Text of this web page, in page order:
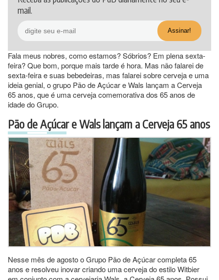
mail.
Fala meus nobres, como estamos? Sóbrios? Em plena sexta-
feira? Que bom, porque mais tarde é hora. Mas não falarei de
sexta-feira e suas bebedeiras, mas falarei sobre cerveja e uma
ideia genial, o grupo Pão de Açúcar e Wals lançam a Cerveja
65 anos, que é uma cerveja comemorativa dos 65 anos de
idade do Grupo.
Pão de Açúcar e Wals lançam a Cerveja 65 anos
Nesse mês de agosto o Grupo Pão de Açúcar completa 65
anos e resolveu inovar criando uma cerveja do estilo Witbier